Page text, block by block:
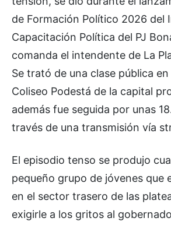
de Formación Político 2026 del
Capacitación Política del PJ
comanda el intendente de La
Se trató de una clase pública
Coliseo Podestá de la capital
además fue seguida por unas
través de una transmisión vía
El episodio tenso se produjo
pequeño grupo de jóvenes que
en el sector trasero de las
exigirle a los gritos al